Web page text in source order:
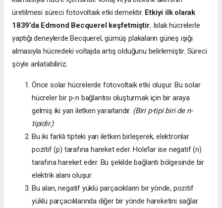
üretilmesi süreci fotovoltaik etki demektir. Etkiyi ilk olarak
1839’da Edmond Becquerel keşfetmiştir. Islak hücrelerle
yaptığı deneylerde Becquerel, gümüş plakaların güneş ışığı
almasıyla hücredeki voltajda artış olduğunu belirlemiştir. Süreci
şöyle anlatabiliriz;
Önce solar hücrelerde fotovoltaik etki oluşur. Bu solar
hücreler bir p-n bağlantısı oluşturmak için bir araya
gelmiş iki yarı iletken yararlandır. (Biri p-tipi biri de n-
tipidir.)
Bu iki farklı tipteki yarı iletken birleşerek, elektronlar
pozitif (p) tarafına hareket eder. Hole’lar ise negatif (n)
tarafına hareket eder. Bu şekilde bağlantı bölgesinde bir
elektrik alanı oluşur.
Bu alan, negatif yüklü parçacıkların bir yönde, pozitif
yüklü parçacıklarında diğer bir yönde hareketini sağlar.